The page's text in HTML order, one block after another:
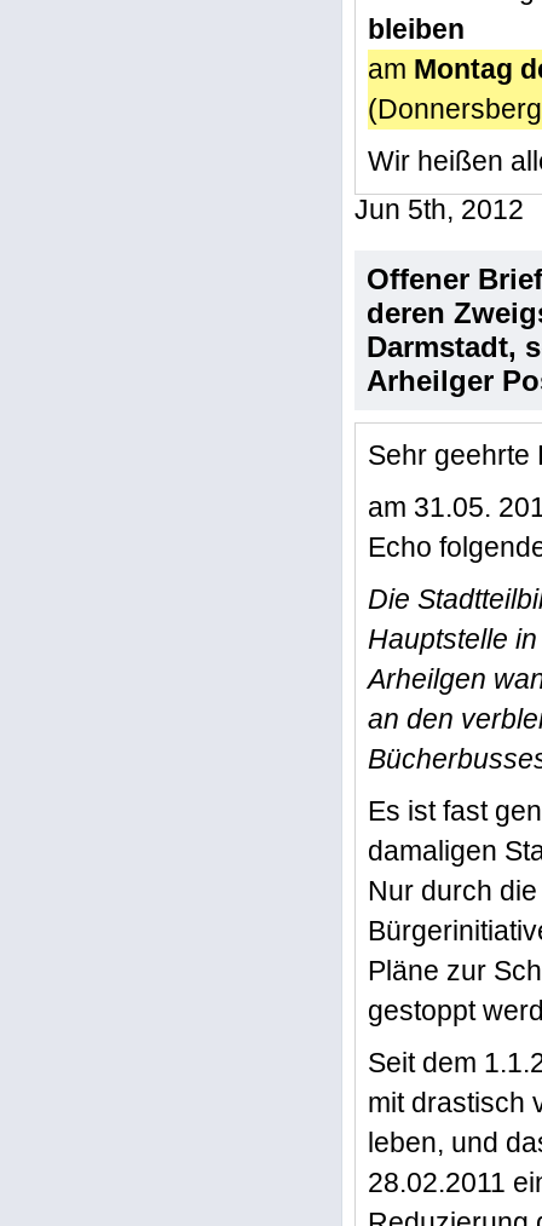
bleiben
am Montag
Wir heißen
Jun 5th, 2012
Offener
deren
Darmstadt,
Arheilger
Sehr geehrte
am 31.05.
Echo
Die
Hauptstelle
Arheilgen
an den
Es ist fast
damaligen
Nur durch
Pläne zur
gestoppt
Seit dem
mit drastisch
leben, und
28.02.2011